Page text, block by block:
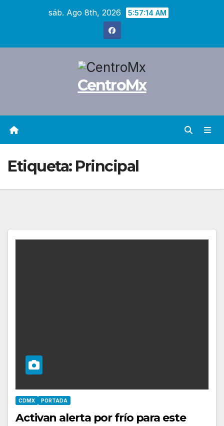
sáb. Ago 8th, 2026 5:57:15 AM
CentroMx
Etiqueta: Principal
CDMX PORTADA
Activan alerta por frío para este